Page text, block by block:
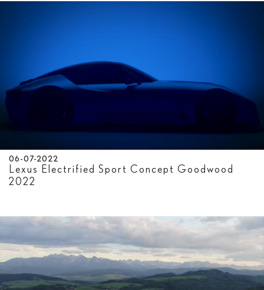
06-07-2022
Lexus Electrified Sport Concept Goodwood
2022